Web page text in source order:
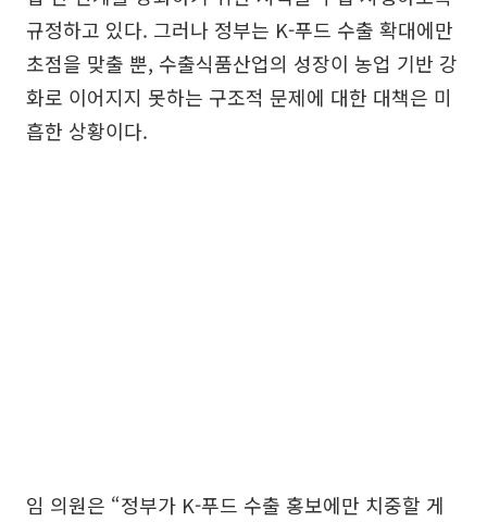
규정하고 있다. 그러나 정부는 K-푸드 수출 확대에만
초점을 맞출 뿐, 수출식품산업의 성장이 농업 기반 강
화로 이어지지 못하는 구조적 문제에 대한 대책은 미
흡한 상황이다.
임 의원은 “정부가 K-푸드 수출 홍보에만 치중할 게